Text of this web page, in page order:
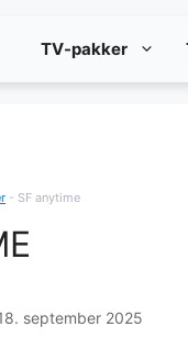
TV-pakker
- SF anytime
september 2025